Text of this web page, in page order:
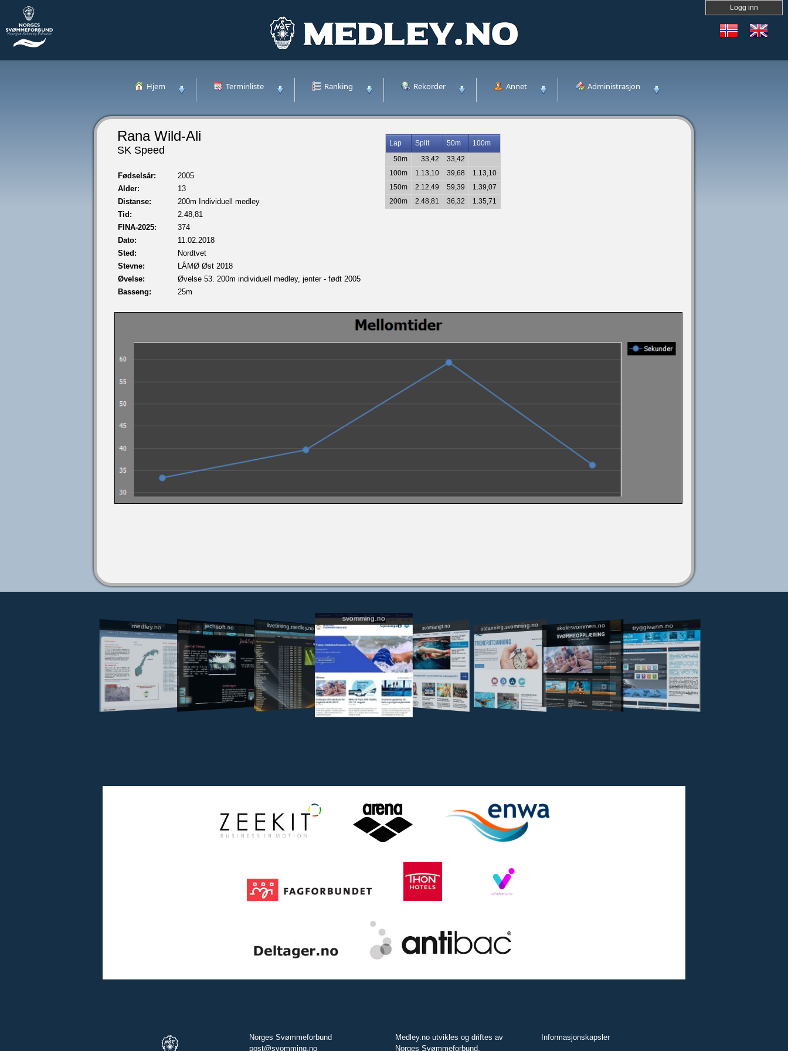
Logg inn
Hjem Terminliste Ranking Rekorder Annet Administrasjon
Rana Wild-Ali
SK Speed
Fødselsår:
2005
Alder:
13
Distanse:
200m Individuell medley
Tid:
2.48,81
FINA-2025:
374
Dato:
11.02.2018
Sted:
Nordtvet
Stevne:
LÅMØ Øst 2018
Øvelse:
Øvelse 53. 200m individuell medley, jenter - født 2005
Basseng:
25m
Lap Split 50m
100m
50m
33,42
33,42
100m
1.13,10 39,68
1.13,10
150m
2.12,49 59,39
1.39,07
200m
2.48,81 36,32 1.35,71
medley.no jechsoft.no livetiming.medley.no
svomming.no
svomlangt.no utdanning.svomming.no skolesvommen.no tryggivann.no
Norges Svømmeforbund
post@svomming.no
Medley.no utvikles og driftes av
Norges Svømmeforbund.
Informasjonskapsler